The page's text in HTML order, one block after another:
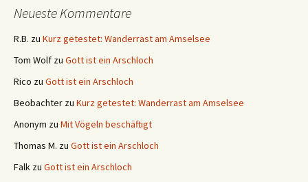
Neueste Kommentare
R.B. zu Kurz getestet: Wanderrast am Amselsee
Tom Wolf zu Gott ist ein Arschloch
Rico zu Gott ist ein Arschloch
Beobachter zu Kurz getestet: Wanderrast am Amselsee
Anonym zu Mit Vögeln beschäftigt
Thomas M. zu Gott ist ein Arschloch
Falk zu Gott ist ein Arschloch